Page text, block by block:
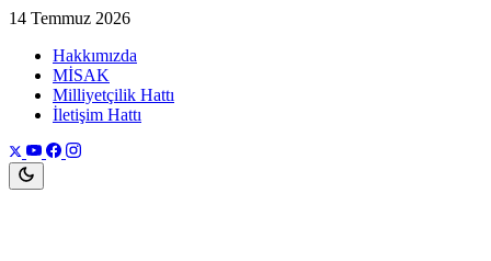
14 Temmuz 2026
Hakkımızda
MİSAK
Milliyetçilik Hattı
İletişim Hattı